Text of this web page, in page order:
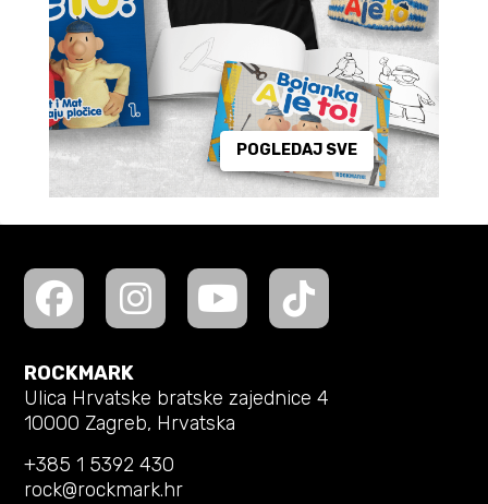
POGLEDAJ SVE
ROCKMARK
Ulica Hrvatske bratske zajednice 4
10000 Zagreb, Hrvatska
+385 1 5392 430
rock@rockmark.hr